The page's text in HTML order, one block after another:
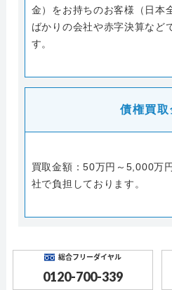
金）をお持ちのお客様（日本
ばかりの会社や赤字決算など
す。
債権買取
買取金額：50万円～5,000万
社で負担しております。
総合フリーダイヤル
0120-700-339